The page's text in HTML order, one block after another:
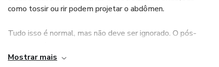
como tossir ou rir podem projetar o abdômen.
Tudo isso é normal, mas não deve ser ignorado. O pós-
é também um período de reestruturação física. Seu corpo
Mostrar mais